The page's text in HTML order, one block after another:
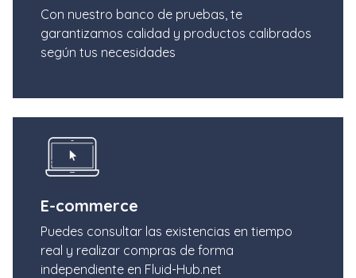
Con nuestro banco de pruebas, te
garantizamos calidad y productos calibrados
según tus necesidades
E-commerce
Puedes consultar las existencias en tiempo
real y realizar compras de forma
independiente en Fluid-Hub.net